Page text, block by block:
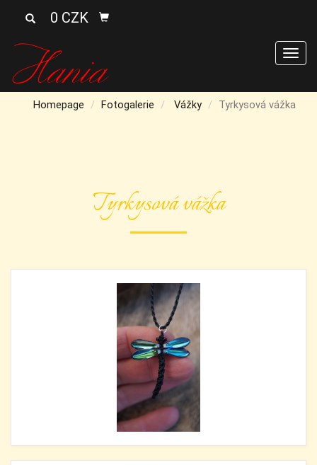
0 CZK
Homepage Fotogalerie Vážky Tyrkysová vážka
Tyrkysová vážka